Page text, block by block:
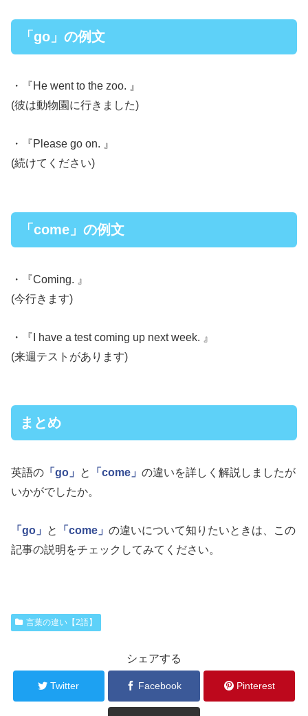
「go」の例文
・『He went to the zoo. 』
(彼は動物園に行きました)
・『Please go on. 』
(続けてください)
「come」の例文
・『Coming. 』
(今行きます)
・『I have a test coming up next week. 』
(来週テストがあります)
まとめ
英語の 「go」 と 「come」 の違いを詳しく解説しましたが
いかがでしたか。
「go」 と 「come」 の違いについて知りたいときは、この
記事の説明をチェックしてみてください。
言葉の違い【2語】
シェアする
Twitter Facebook Pinterest